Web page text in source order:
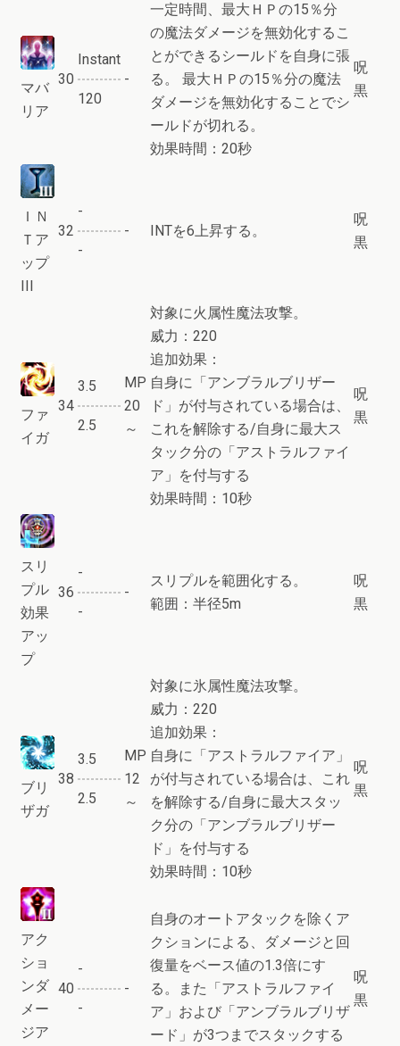
マバ
リア
30
Instant
120
-
一定時間、最大ＨＰの15％分
の魔法ダメージを無効化するこ
とができるシールドを自身に張
る。 最大ＨＰの15％分の魔法
ダメージを無効化することでシ
ールドが切れる。
効果時間：20秒
呪
黒
ＩＮ
Ｔア
ップ
32
-
-
- INTを6上昇する。
呪
黒
ファ
イガ
34
3.5
2.5
MP
20
～
対象に火属性魔法攻撃。
威力：220
追加効果：
自身に「アンブラルブリザー
ド」が付与されている場合は、
これを解除する/自身に最大ス
タック分の「アストラルファイ
ア」を付与する
効果時間：10秒
呪
黒
スリ
プル
効果
アッ
プ
36
-
-
-
スリプルを範囲化する。
範囲：半径5m
呪
黒
ブリ
ザガ
38
3.5
2.5
MP
12
～
対象に氷属性魔法攻撃。
威力：220
追加効果：
自身に「アストラルファイア」
が付与されている場合は、これ
を解除する/自身に最大スタッ
ク分の「アンブラルブリザー
ド」を付与する
効果時間：10秒
呪
黒
アク
ショ
ンダ
メー
ジア
40
-
-
-
自身のオートアタックを除くア
クションによる、ダメージと回
復量をベース値の1.3倍にす
る。また「アストラルファイ
ア」および「アンブラルブリザ
ード」が3つまでスタックする
呪
黒